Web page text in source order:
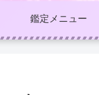
鑑定メニュー